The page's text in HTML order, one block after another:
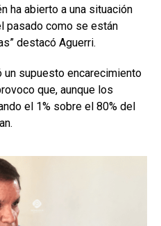
ha abierto a una situación
pasado como se están
destacó Aguerri.
un supuesto encarecimiento
que, aunque los
el 1% sobre el 80% del